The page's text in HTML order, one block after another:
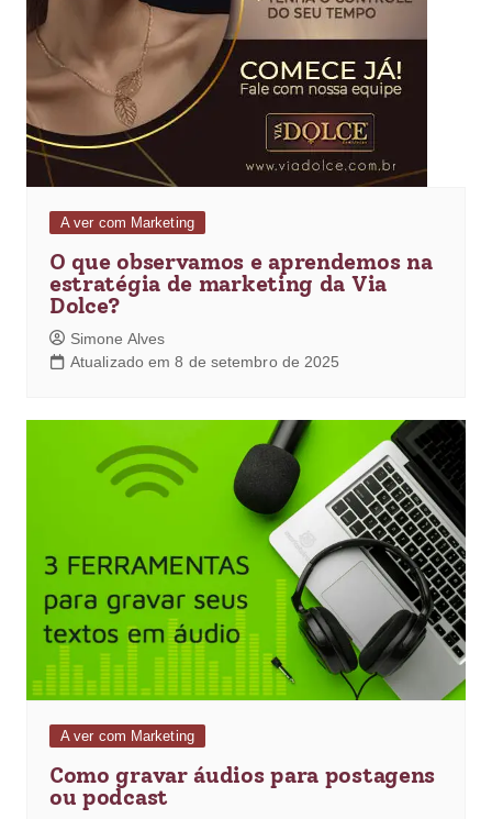
A ver com Marketing
O que observamos e aprendemos na
estratégia de marketing da Via
Dolce?
Simone Alves
Atualizado em 8 de setembro de 2025
A ver com Marketing
Como gravar áudios para postagens
ou podcast